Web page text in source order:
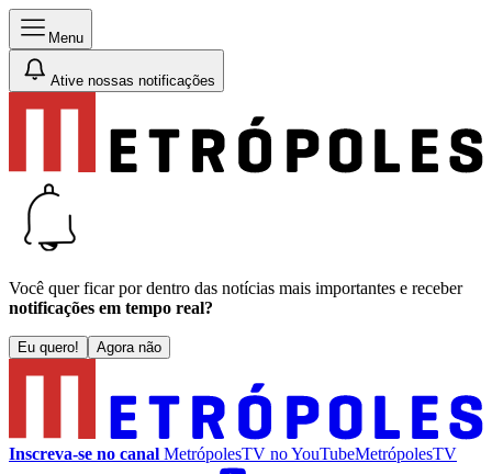
Menu
Ative nossas notificações
Você quer ficar por dentro das notícias mais importantes e receber
notificações em tempo real?
Eu quero! Agora não
Inscreva-se no canal MetrópolesTV noYouTubeMetrópolesTV